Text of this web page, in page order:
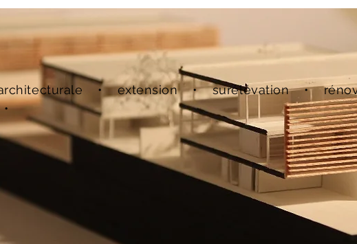
• extension • surélévation •